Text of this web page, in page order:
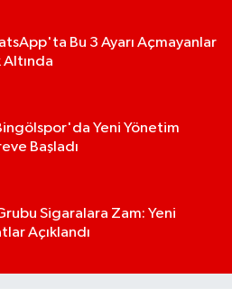
Bu 3 Ayarı Açmayanlar
Altında
Yeni Yönetim
Başladı
Grubu Sigaralara Zam: Yeni
Açıklandı